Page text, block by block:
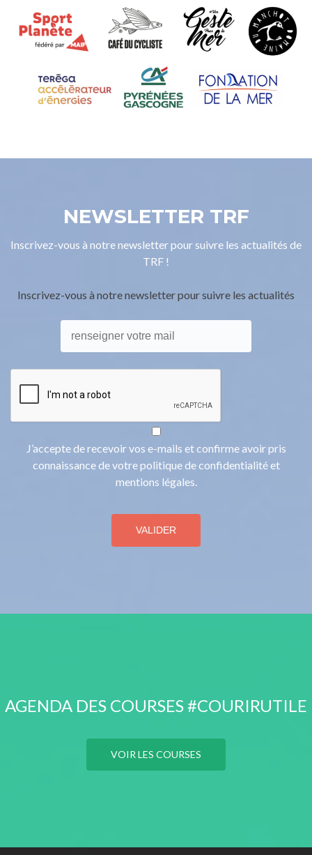
NEWSLETTER TRF
Inscrivez-vous à notre newsletter pour suivre les actualités de
TRF !
Inscrivez-vous à notre newsletter pour suivre les actualités
J’accepte de recevoir vos e-mails et confirme avoir pris
connaissance de votre politique de confidentialité et
mentions légales.
AGENDA DES COURSES #COURIRUTILE
VOIR LES COURSES